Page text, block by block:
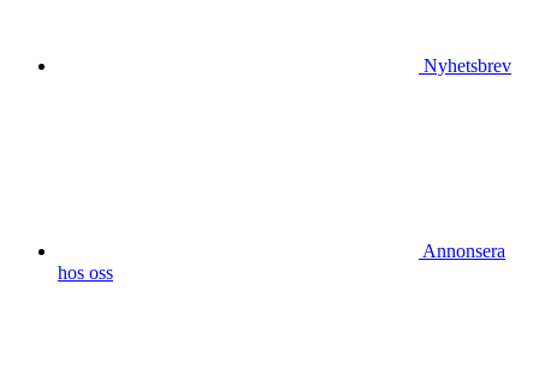
Nyhetsbrev
Annonsera
hos oss